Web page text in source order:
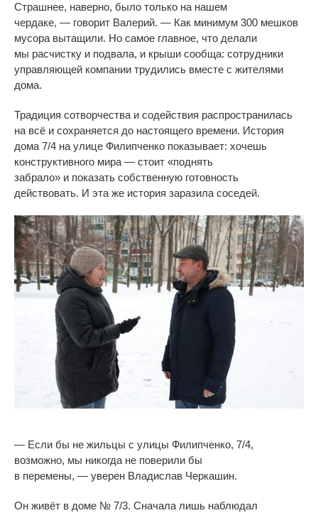
Страшнее, наверно, было только на нашем
чердаке, — говорит Валерий. — Как минимум 300 мешков
мусора вытащили. Но самое главное, что делали
мы расчистку и подвала, и крыши сообща: сотрудники
управляющей компании трудились вместе с жителями
дома.
Традиция сотворчества и содействия распространилась
на всё и сохраняется до настоящего времени. История
дома 7/4 на улице Филипченко показывает: хочешь
конструктивного мира — стоит «поднять
забрало» и показать собственную готовность
действовать. И эта же история заразила соседей.
— Если бы не жильцы с улицы Филипченко, 7/4,
возможно, мы никогда не поверили бы
в перемены, — уверен Владислав Черкашин.
Он живёт в доме № 7/3. Сначала лишь наблюдал